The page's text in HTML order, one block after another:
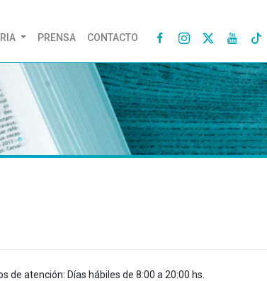
PRENSA CONTACTO  
de atención: Días hábiles de 8:00 a 20:00 hs.